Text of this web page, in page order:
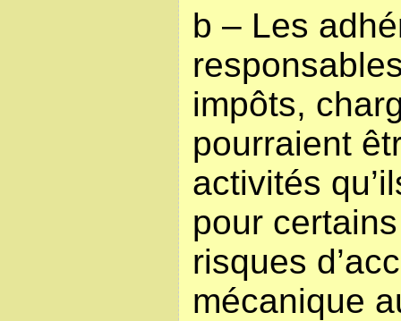
b – Les
impôts,
pourraient
activités
pour
risques
mécanique